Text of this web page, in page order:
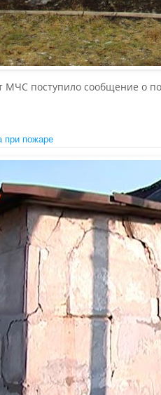
МЧС поступило сообщение о
при пожаре